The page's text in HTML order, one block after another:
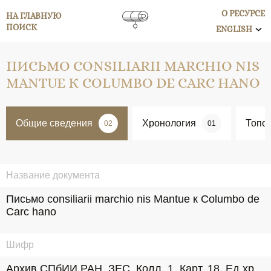
НА ГЛАВНУЮ
ПОИСК
О РЕСУРСЕ
ENGLISH
ПИСЬМО CONSILIARII MARCHIO NIS
MANTUE К COLUMBO DE CARC HANO
Общие сведения 02 Хронология 01
Название документа
Письмо consiliarii marchio nis Mantue к Columbo de
Carc hano
Шифр
Архив СПбИИ РАН. ЗЕС. Колл. 1. Карт. 18. Ед.хр.